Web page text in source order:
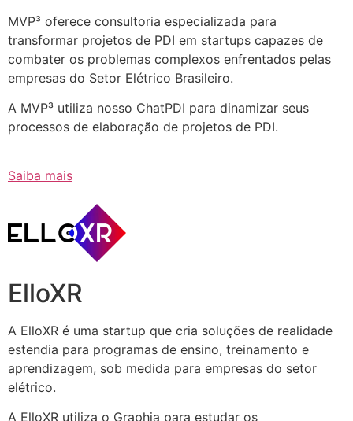
MVP³ oferece consultoria especializada para
transformar projetos de PDI em startups capazes de
combater os problemas complexos enfrentados pelas
empresas do Setor Elétrico Brasileiro.
A MVP³ utiliza nosso ChatPDI para dinamizar seus
processos de elaboração de projetos de PDI.
Saiba mais
ElloXR
A ElloXR é uma startup que cria soluções de realidade
estendia para programas de ensino, treinamento e
aprendizagem, sob medida para empresas do setor
elétrico.
A ElloXR utiliza o Graphia para estudar os